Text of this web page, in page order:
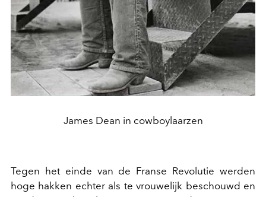
James Dean in cowboylaarzen
Tegen het einde van de Franse Revolutie werden
hoge hakken echter als te vrouwelijk beschouwd en